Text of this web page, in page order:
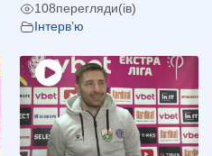
108перегляди(ів)
Інтерв’ю